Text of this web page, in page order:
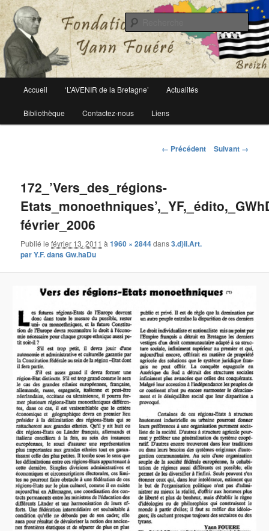
Fondation Yann Fouéré
Le site officiel de la fondation Yann Fouéré
principal
Aller
au
Accueil ‘L’AVENIR de la Bretagne’ Actualités
Bibliothèque Contactez-nous Liens
Navigation
← Précédent Suivant →
172_’Vers_des_régions-
février_2006
Publié lefévrier 13, 2011 à1960 × 2844dans3.d)ii.Art.
par Y.F. dans Gw.haDu